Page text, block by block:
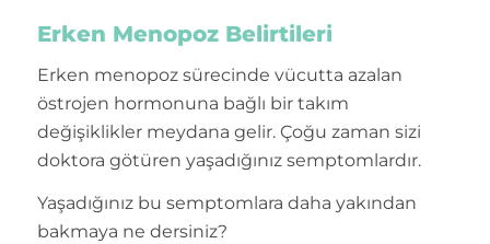
Erken Menopoz Belirtileri
Erken menopoz sürecinde vücutta azalan
östrojen hormonuna bağlı bir takım
değişiklikler meydana gelir. Çoğu zaman sizi
doktora götüren yaşadığınız semptomlardır.
Yaşadığınız bu semptomlara daha yakından
bakmaya ne dersiniz?